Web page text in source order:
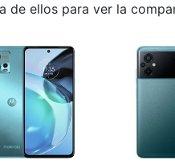
de ellos para ver la